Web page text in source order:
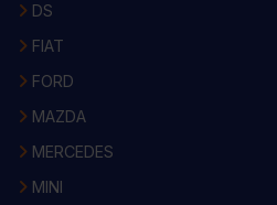
DS
FIAT
FORD
MAZDA
MERCEDES
MINI